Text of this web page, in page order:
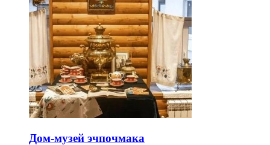
Дом-музей эчпочмака